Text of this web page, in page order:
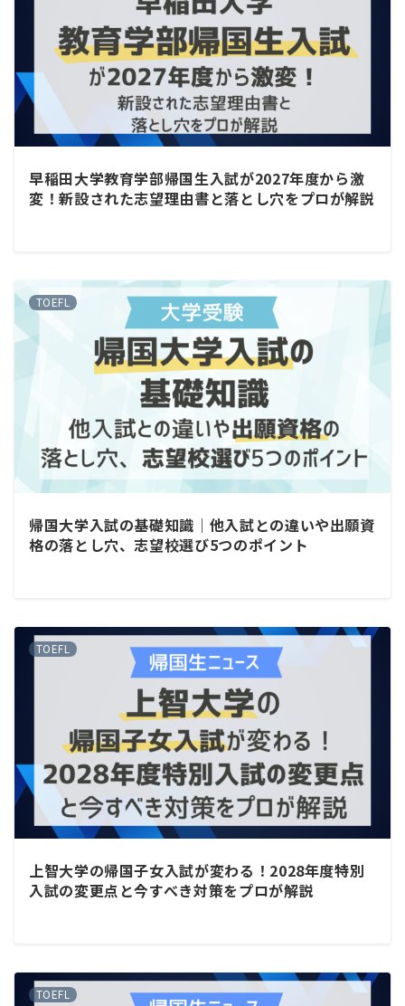
早稲田大学教育学部帰国生入試が2027年度から激
変！新設された志望理由書と落とし穴をプロが解説
TOEFL
帰国大学入試の基礎知識｜他入試との違いや出願資
格の落とし穴、志望校選び5つのポイント
TOEFL
上智大学の帰国子女入試が変わる！2028年度特別
入試の変更点と今すべき対策をプロが解説
TOEFL